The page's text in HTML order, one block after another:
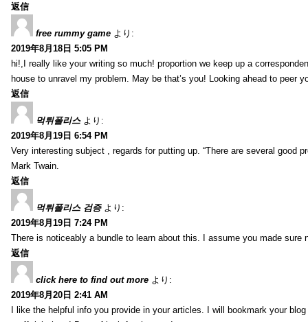
返信
free rummy game より:
2019年8月18日 5:05 PM
hi!,I really like your writing so much! proportion we keep up a
house to unravel my problem. May be that’s you! Looking ahead to peer
返信
먹튀폴리스 より:
2019年8月19日 6:54 PM
Very interesting subject , regards for putting up. “There are several good
Mark Twain.
返信
먹튀폴리스 검증 より:
2019年8月19日 7:24 PM
There is noticeably a bundle to learn about this. I assume you made sure
返信
click here to find out more より:
2019年8月20日 2:41 AM
I like the helpful info you provide in your articles. I will bookmark your